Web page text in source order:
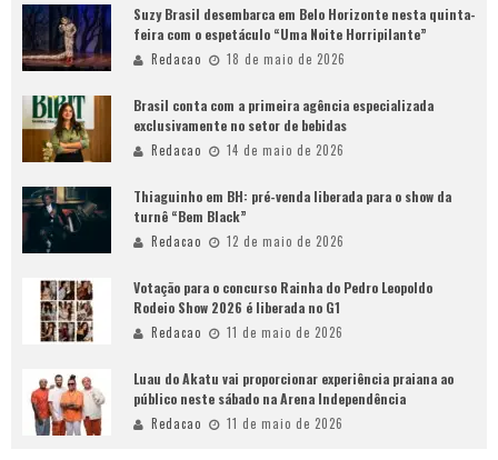
Suzy Brasil desembarca em Belo Horizonte nesta quinta-
feira com o espetáculo “Uma Noite Horripilante”
Redacao 18 de maio de 2026
Brasil conta com a primeira agência especializada
exclusivamente no setor de bebidas
Redacao 14 de maio de 2026
Thiaguinho em BH: pré-venda liberada para o show da
turnê “Bem Black”
Redacao 12 de maio de 2026
Votação para o concurso Rainha do Pedro Leopoldo
Rodeio Show 2026 é liberada no G1
Redacao 11 de maio de 2026
Luau do Akatu vai proporcionar experiência praiana ao
público neste sábado na Arena Independência
Redacao 11 de maio de 2026